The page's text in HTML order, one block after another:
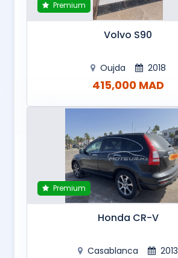
Premium
Volvo S90
Oujda 2018
415,000 MAD
Premium
Honda CR-V
Casablanca 2013